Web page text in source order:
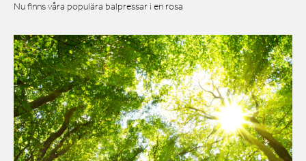
Nu finns våra populära balpressar i en rosa